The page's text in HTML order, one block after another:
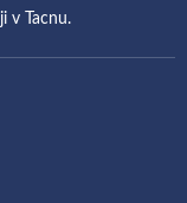
v Tacnu.